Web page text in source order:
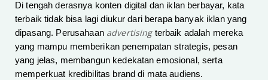
Di tengah derasnya konten digital dan iklan berbayar, kata
terbaik tidak bisa lagi diukur dari berapa banyak iklan yang
dipasang. Perusahaan advertisingterbaik adalah mereka
yang mampu memberikan penempatan strategis, pesan
yang jelas, membangun kedekatan emosional, serta
memperkuat kredibilitas brand di mata audiens.